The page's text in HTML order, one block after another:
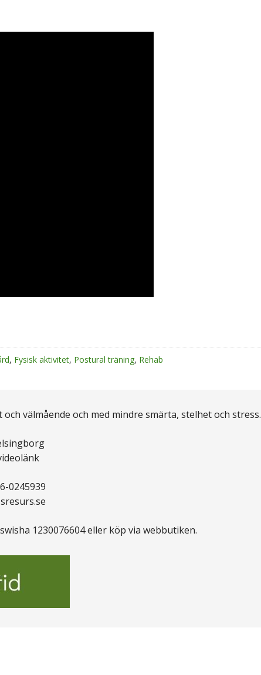
, Fysisk aktivitet, Postural träning, Rehab
välmående och med mindre smärta, stelhet och stress.
0245939
1230076604 eller köp via webbutiken.